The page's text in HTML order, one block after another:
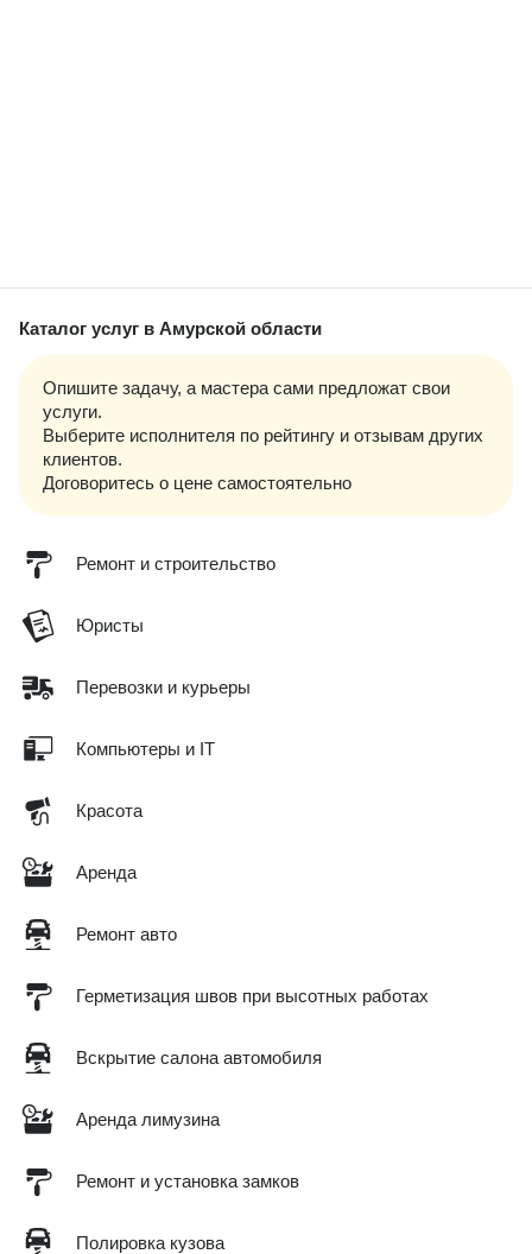
Каталог услуг в Амурской области
Опишите задачу, а мастера сами предложат свои
услуги.
Выберите исполнителя по рейтингу и отзывам других
клиентов.
Договоритесь о цене самостоятельно
Ремонт и строительство
Юристы
Перевозки и курьеры
Компьютеры и IT
Красота
Аренда
Ремонт авто
Герметизация швов при высотных работах
Вскрытие салона автомобиля
Аренда лимузина
Ремонт и установка замков
Полировка кузова